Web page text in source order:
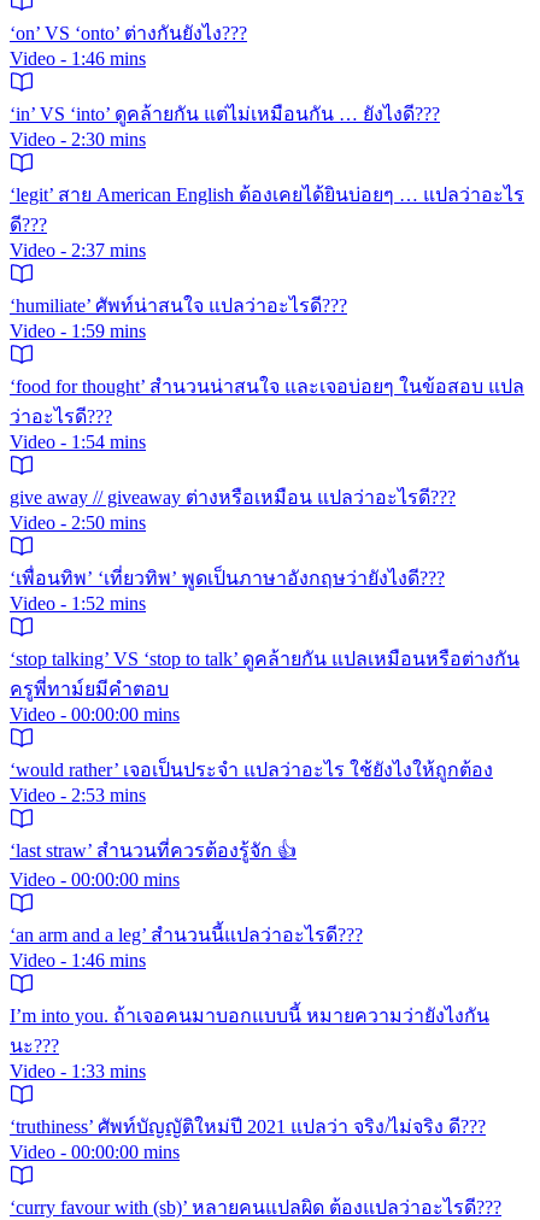
‘on’ VS ‘onto’ ต่างกันยังไง???
Video - 1:46 mins
‘in’ VS ‘into’ ดูคล้ายกัน แต่ไม่เหมือนกัน … ยังไงดี???
Video - 2:30 mins
‘legit’ สาย American English ต้องเคยได้ยินบ่อยๆ … แปลว่าอะไร
ดี???
Video - 2:37 mins
‘humiliate’ ศัพท์น่าสนใจ แปลว่าอะไรดี???
Video - 1:59 mins
‘food for thought’ สำนวนน่าสนใจ และเจอบ่อยๆ ในข้อสอบ แปล
ว่าอะไรดี???
Video - 1:54 mins
give away // giveaway ต่างหรือเหมือน แปลว่าอะไรดี???
Video - 2:50 mins
‘เพื่อนทิพ’ ‘เที่ยวทิพ’ พูดเป็นภาษาอังกฤษว่ายังไงดี???
Video - 1:52 mins
‘stop talking’ VS ‘stop to talk’ ดูคล้ายกัน แปลเหมือนหรือต่างกัน
ครูพี่ทาม์ยมีคำตอบ
Video - 00:00:00 mins
‘would rather’ เจอเป็นประจำ แปลว่าอะไร ใช้ยังไงให้ถูกต้อง
Video - 2:53 mins
‘last straw’ สำนวนที่ควรต้องรู้จัก 👍
Video - 00:00:00 mins
‘an arm and a leg’ สำนวนนี้แปลว่าอะไรดี???
Video - 1:46 mins
I’m into you. ถ้าเจอคนมาบอกแบบนี้ หมายความว่ายังไงกัน
นะ???
Video - 1:33 mins
‘truthiness’ ศัพท์บัญญัติใหม่ปี 2021 แปลว่า จริง/ไม่จริง ดี???
Video - 00:00:00 mins
‘curry favour with (sb)’ หลายคนแปลผิด ต้องแปลว่าอะไรดี???